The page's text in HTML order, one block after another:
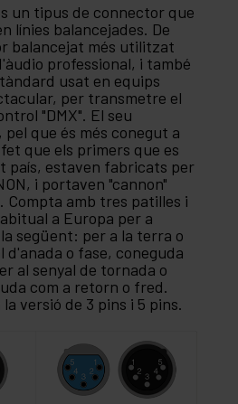
un tipus de connector que
línies balancejades. De
balancejat més utilitzat
professional, i també
usat en equips
per transmetre el
"DMX". El seu
que és més conegut a
que els primers que es
país, estaven fabricats per
i portaven "cannon"
Compta amb tres patilles i
a Europa per a
següent: per a la terra o
d'anada o fase, coneguda
al senyal de tornada o
com a retorn o fred.
versió de 3 pins i 5 pins.